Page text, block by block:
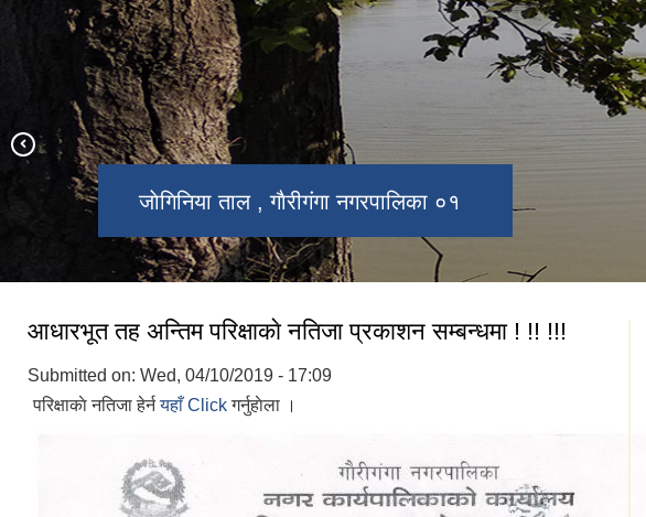
गौरीगङ्गा गरपालिकाको प्रशासनिक भवन
माेहन्याल मन्दिर, गाैरीगंगा नगरपालिका ०१,
चाैमाला
गाैरीगंगा नगरपालिकाकाे कार्यालय, चाैमाला,
कैलाली
जाेगिनिया ताल , गाैरीगंगा नगरपालिका ०१
आधारभूत तह अन्तिम परिक्षाकाे नतिजा प्रकाशन सम्बन्धमा ! !! !!!
Submitted on: Wed, 04/10/2019 - 17:09
परिक्षाकाे नतिजा हेर्नयहाँ Clickगर्नुहाेला ।